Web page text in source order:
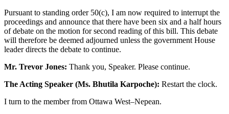
Pursuant to standing order 50(c), I am now required to interrupt the
proceedings and announce that there have been six and a half hours
of debate on the motion for second reading of this bill. This debate
will therefore be deemed adjourned unless the government House
leader directs the debate to continue.
Mr. Trevor Jones: Thank you, Speaker. Please continue.
The Acting Speaker (Ms. Bhutila Karpoche): Restart the clock.
I turn to the member from Ottawa West–Nepean.